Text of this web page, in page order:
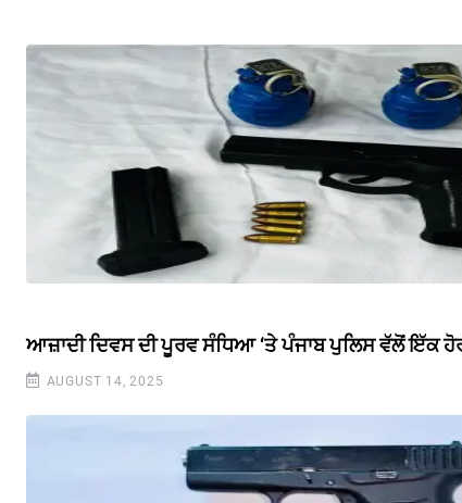
ਆਜ਼ਾਦੀ ਦਿਵਸ ਦੀ ਪੂਰਵ ਸੰਧਿਆ ‘ਤੇ ਪੰਜਾਬ ਪੁਲਿਸ ਵੱਲੋਂ ਇੱਕ
AUGUST 14, 2025